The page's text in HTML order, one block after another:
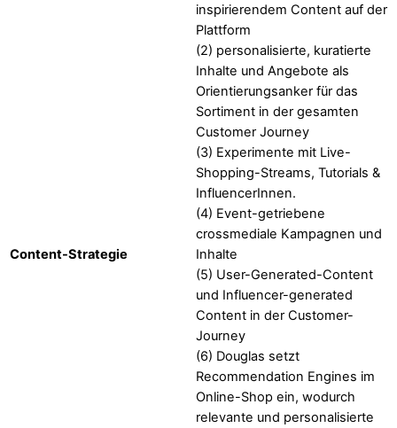
Content-Strategie
inspirierendem Content auf der
Plattform
(2) personalisierte, kuratierte
Inhalte und Angebote als
Orientierungsanker für das
Sortiment in der gesamten
Customer Journey
(3) Experimente mit Live-
Shopping-Streams, Tutorials &
InfluencerInnen.
(4) Event-getriebene
crossmediale Kampagnen und
Inhalte
(5) User-Generated-Content
und Influencer-generated
Content in der Customer-
Journey
(6) Douglas setzt
Recommendation Engines im
Online-Shop ein, wodurch
relevante und personalisierte